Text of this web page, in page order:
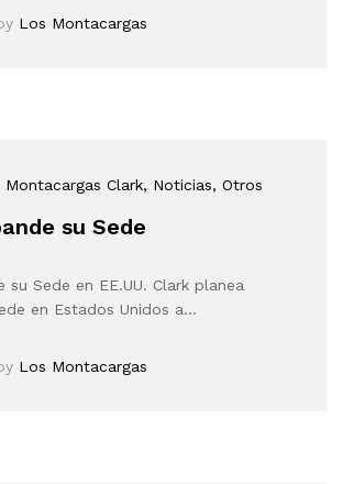
Los Montacargas
Montacargas Clark, Noticias, Otros
su Sede
su Sede en EE.UU. Clark planea
en Estados Unidos a…
Los Montacargas